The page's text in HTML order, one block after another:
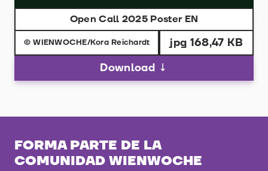
Open Call 2025 Poster EN
© WIENWOCHE/Kora Reichardt
jpg 168,47 KB
Download
FORMA PARTE DE LA
COMUNIDAD WIENWOCHE